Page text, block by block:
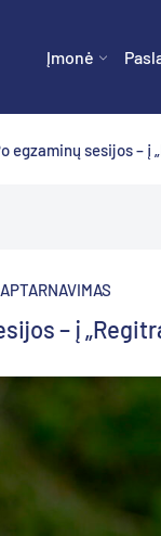
Įmonė
egzaminų sesijos – į
– į